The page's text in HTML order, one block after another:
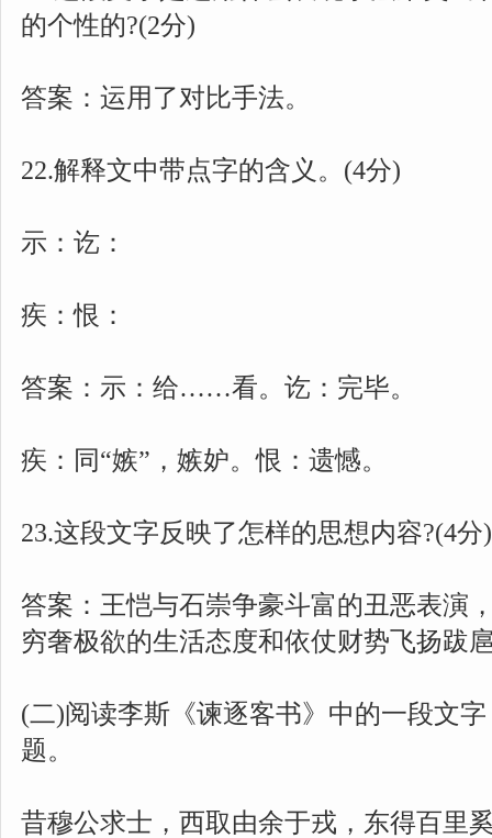
的个性的?(2分)
答案：运用了对比手法。
22.解释文中带点字的含义。(4分)
示：讫：
疾：恨：
答案：示：给……看。讫：完毕。
疾：同“嫉”，嫉妒。恨：遗憾。
23.这段文字反映了怎样的思想内容?(4分)
答案：王恺与石崇争豪斗富的丑恶表演
穷奢极欲的生活态度和依仗财势飞扬跋
(二)阅读李斯《谏逐客书》中的一段文
题。
昔穆公求士，西取由余于戎，东得百里